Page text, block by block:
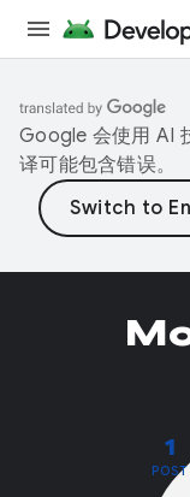
Google 会使用 AI
译可能包含错误。
1
POST